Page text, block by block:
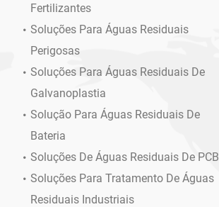
Fertilizantes
Soluções Para Águas Residuais
Perigosas
Soluções Para Águas Residuais De
Galvanoplastia
Solução Para Águas Residuais De
Bateria
Soluções De Águas Residuais De PCB
Soluções Para Tratamento De Águas
Residuais Industriais